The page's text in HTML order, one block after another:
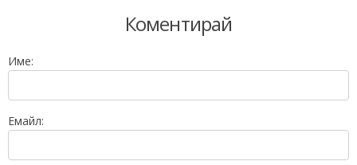
Коментирай
Име:
Емайл: